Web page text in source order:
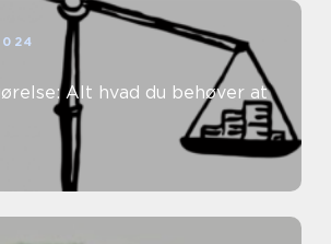
Alt hvad du behøver at